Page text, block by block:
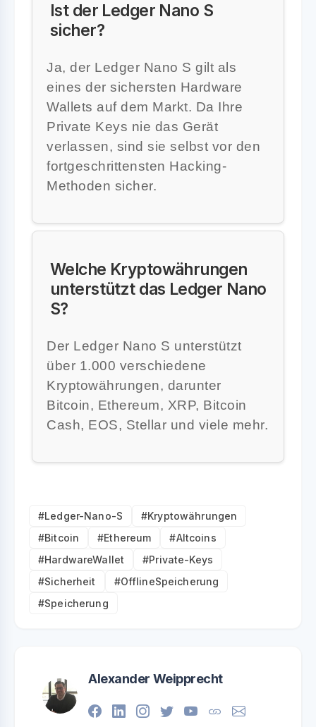
Ist der Ledger Nano S
sicher?
Ja, der Ledger Nano S gilt als
eines der sichersten Hardware
Wallets auf dem Markt. Da Ihre
Private Keys nie das Gerät
verlassen, sind sie selbst vor den
fortgeschrittensten Hacking-
Methoden sicher.
Welche Kryptowährungen
unterstützt das Ledger Nano
S?
Der Ledger Nano S unterstützt
über 1.000 verschiedene
Kryptowährungen, darunter
Bitcoin, Ethereum, XRP, Bitcoin
Cash, EOS, Stellar und viele mehr.
#Ledger-Nano-S
#Kryptowährungen
#Bitcoin
#Ethereum
#Altcoins
#HardwareWallet
#Private-Keys
#Sicherheit
#OfflineSpeicherung
#Speicherung
Alexander Weipprecht